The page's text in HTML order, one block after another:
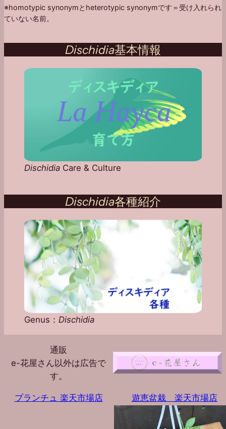
※homotypic synonymとheterotypic synonymです＝受け入れられ
ていない名前。
Dischidia基本情報
Dischidia Care & Culture
Dischidia各種紹介
Genus： Dischidia
通販
e-花屋さん以外は広告で
す。
プランチュ 楽天市場店 遊恵盆栽 楽天市場店